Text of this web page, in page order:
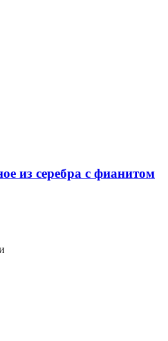
из серебра с фианитом